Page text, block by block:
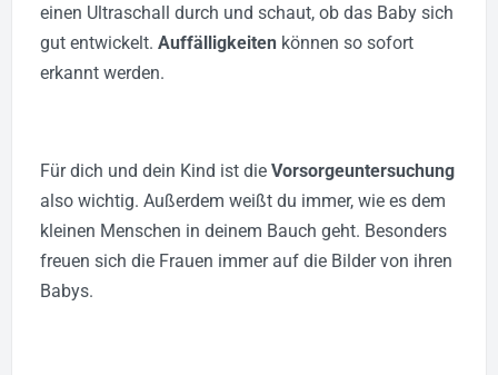
einen Ultraschall durch und schaut, ob das Baby sich
gut entwickelt. Auffälligkeiten können so sofort
erkannt werden.
Für dich und dein Kind ist die Vorsorgeuntersuchung
also wichtig. Außerdem weißt du immer, wie es dem
kleinen Menschen in deinem Bauch geht. Besonders
freuen sich die Frauen immer auf die Bilder von ihren
Babys.